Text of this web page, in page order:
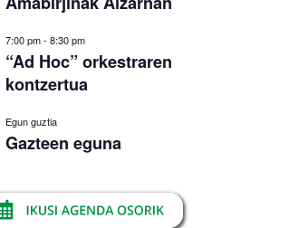
7:00 pm- 8:30 pm
“Ad Hoc” orkestraren
kontzertua
Egun guztia
Gazteen eguna